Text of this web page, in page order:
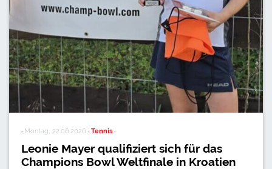
· Montag, 22.06.2026 · Tennis ·
Leonie Mayer qualifiziert sich für das
Champions Bowl Weltfinale in Kroatien